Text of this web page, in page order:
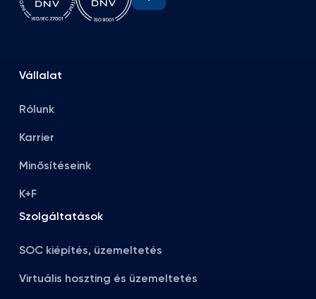
Vállalat
Rólunk
Karrier
Minősítéseink
K+F
Szolgáltatások
SOC kiépítés, üzemeltetés
Virtuális hoszting és üzemeltetés